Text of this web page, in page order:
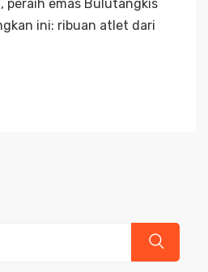
peraih emas Bulutangkis
ini: ribuan atlet dari